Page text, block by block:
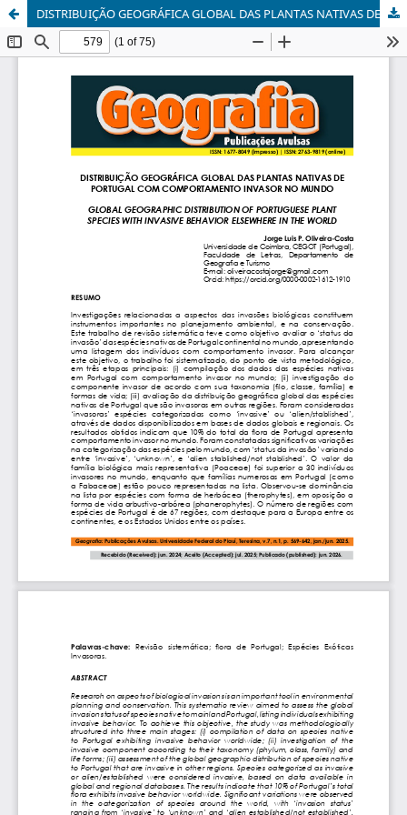
DISTRIBUIÇÃO GEOGRÁFICA GLOBAL DAS PLANTAS NATIVAS DE PORTUGAL COM COMPORTAMENTO INVASOR NO MUNDO